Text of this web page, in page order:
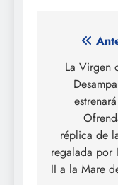
deLa Virgen
réplica de
regalada por
II a la Mare